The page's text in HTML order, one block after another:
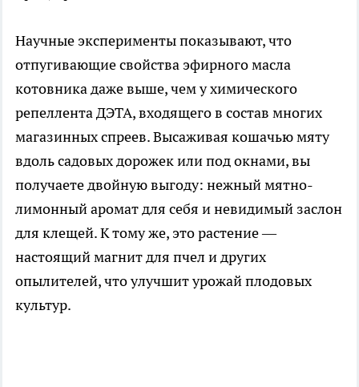
Научные эксперименты показывают, что
отпугивающие свойства эфирного масла
котовника даже выше, чем у химического
репеллента ДЭТА, входящего в состав многих
магазинных спреев. Высаживая кошачью мяту
вдоль садовых дорожек или под окнами, вы
получаете двойную выгоду: нежный мятно-
лимонный аромат для себя и невидимый заслон
для клещей. К тому же, это растение —
настоящий магнит для пчел и других
опылителей, что улучшит урожай плодовых
культур.